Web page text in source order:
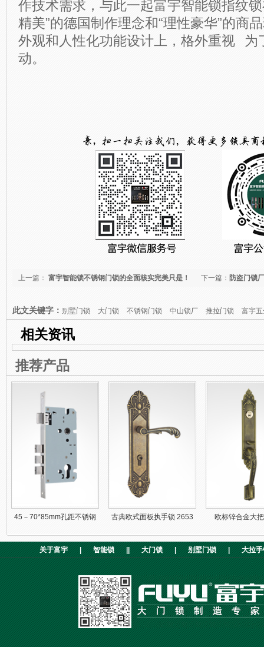
作技术需求，与此一起富宇智能锁指纹
精美”的德国制作理念和“理性豪华”的商
外观和人性化功能设计上，格外重视 为
动。
下一篇： 防盗门锁
上一篇： 富宇智能锁不锈钢门锁的全面核实完美只是！
此文关键字： 别墅门锁 大门锁 不锈钢门锁 中山锁厂 推拉门锁 富宇
相关资讯
推荐产品
45－70*85mm孔距不锈钢
古典欧式面板执手锁 2653
欧标锌合金大
关于富宇 | 智能锁 || 大门锁 | 别墅门锁 | 大拉